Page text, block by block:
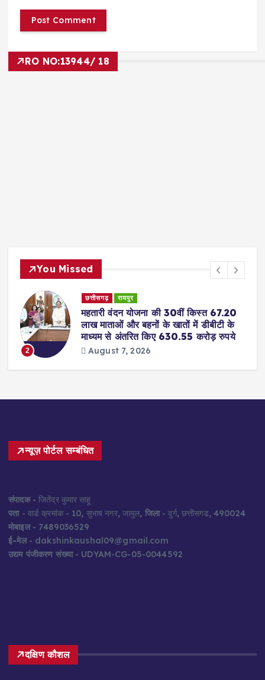
RO NO:13944/ 18
You Missed
2
छत्तीसगढ़ रायपुर
महतारी वंदन योजना की 30वीं किस्त 67.20
लाख माताओं और बहनों के खातों में डीबीटी के
माध्यम से अंतरित किए 630.55 करोड़ रुपये
August 7, 2026
न्यूज़ पोर्टल सम्बंधित
संपादक- जितेंद्र कुमार साहू
पता- वार्ड क्रमांक - 10, सुभाष नगर, जामुल, जिला- दुर्ग, छत्तीसगढ, 490024
मोबाइल- 7489036529
ई-मेल- dakshinkaushal09@gmail.com
उद्यम पंजीकरण संख्या- UDYAM-CG-05-0044592
दक्षिण कौशल